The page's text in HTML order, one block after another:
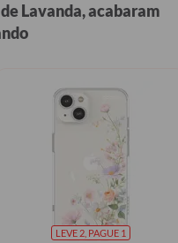
Lavanda, acabaram
LEVE 2, PAGUE 1